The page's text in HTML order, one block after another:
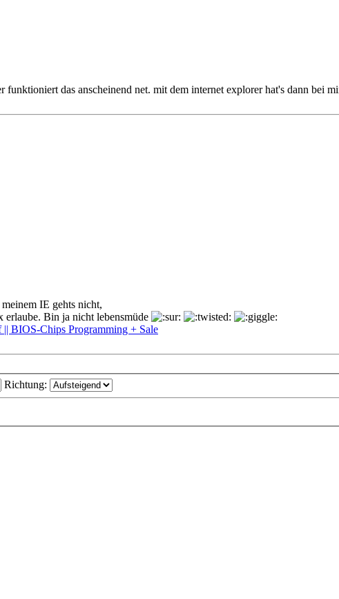
das anscheinend net. mit dem internet explorer hat's dann bei
IE gehts nicht,
Bin ja nicht lebensmüde
BIOS-Chips Programming + Sale
Richtung: